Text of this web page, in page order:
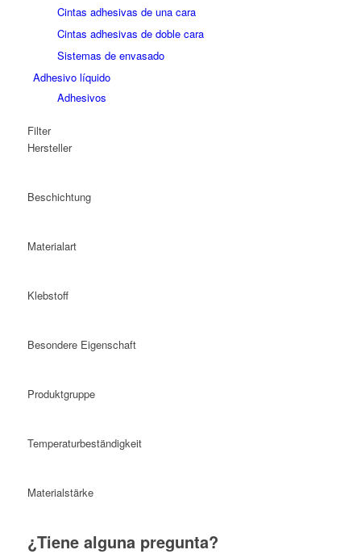
Cintas adhesivas de una cara
Cintas adhesivas de doble cara
Sistemas de envasado
Adhesivo líquido
Adhesivos
Filter
Hersteller
Beschichtung
Materialart
Klebstoff
Besondere Eigenschaft
Produktgruppe
Temperaturbeständigkeit
Materialstärke
¿Tiene alguna pregunta?